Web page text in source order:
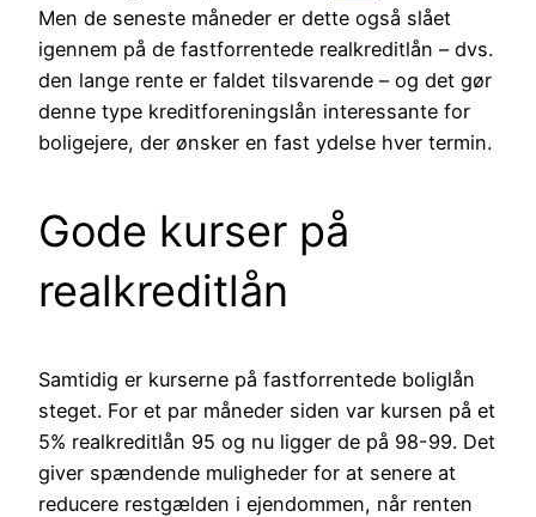
Men de seneste måneder er dette også slået
igennem på de fastforrentede realkreditlån – dvs.
den lange rente er faldet tilsvarende – og det gør
denne type kreditforeningslån interessante for
boligejere, der ønsker en fast ydelse hver termin.
Gode kurser på
realkreditlån
Samtidig er kurserne på fastforrentede boliglån
steget. For et par måneder siden var kursen på et
5% realkreditlån 95 og nu ligger de på 98-99. Det
giver spændende muligheder for at senere at
reducere restgælden i ejendommen, når renten